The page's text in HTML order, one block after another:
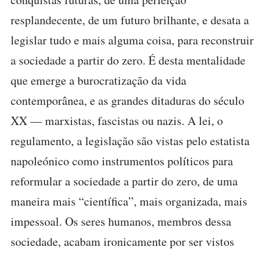
resplandecente, de um futuro brilhante, e desata a
legislar tudo e mais alguma coisa, para reconstruir
a sociedade a partir do zero. É desta mentalidade
que emerge a burocratização da vida
contemporânea, e as grandes ditaduras do século
XX — marxistas, fascistas ou nazis. A lei, o
regulamento, a legislação são vistas pelo estatista
napoleónico como instrumentos políticos para
reformular a sociedade a partir do zero, de uma
maneira mais “científica”, mais organizada, mais
impessoal. Os seres humanos, membros dessa
sociedade, acabam ironicamente por ser vistos